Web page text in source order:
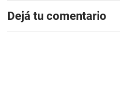
Dejá tu comentario